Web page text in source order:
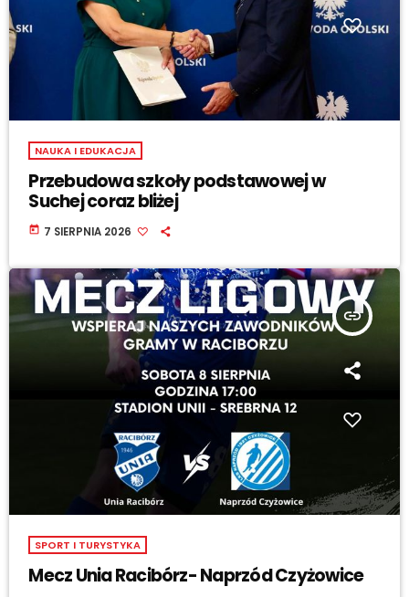
NAUKA I EDUKACJA
Przebudowa szkoły podstawowej w
Suchej coraz bliżej
today 7 SIERPNIA 2026
insert_link
SPORT I TURYSTYKA
Mecz Unia Racibórz- Naprzód Czyżowice